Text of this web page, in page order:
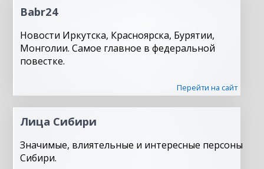
Babr24
Новости Иркутска, Красноярска, Бурятии,
Монголии. Самое главное в федеральной
повестке.
Перейти на сайт
Лица Сибири
Значимые, влиятельные и интересные персоны
Сибири.